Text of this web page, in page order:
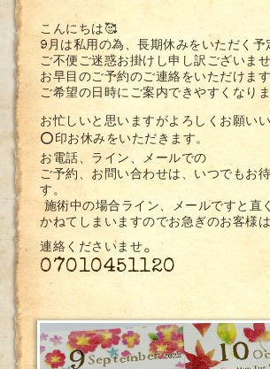
こんにちは🥰
9月は私用の為、長期休みをいただく予
ご不便ご迷惑お掛けし申し訳ございま
お早目のご予約のご連絡をいただけます
ご希望の日時にご案内できやすくなり
お忙しいと思いますがよろしくお願いい
⭕️印お休みをいただきます。
お電話、ライン、メールでの
ご予約、お問い合わせは、いつでもお
す。
施術中の場合ライン、メールですと直
かねてしまいますのでお急ぎのお客様
連絡くださいませ。
07010451120